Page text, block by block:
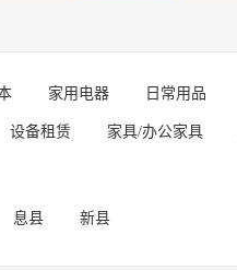
家用电器 日常用品
设备租赁 家具/办公家具
息县 新县